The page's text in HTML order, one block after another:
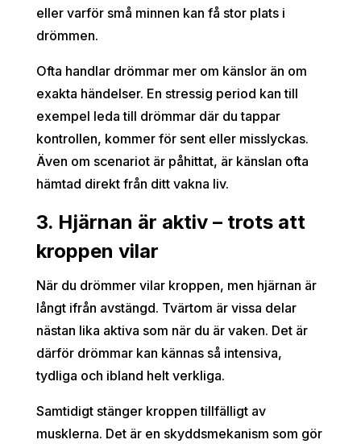
eller varför små minnen kan få stor plats i
drömmen.
Ofta handlar drömmar mer om känslor än om
exakta händelser. En stressig period kan till
exempel leda till drömmar där du tappar
kontrollen, kommer för sent eller misslyckas.
Även om scenariot är påhittat, är känslan ofta
hämtad direkt från ditt vakna liv.
3. Hjärnan är aktiv – trots att
kroppen vilar
När du drömmer vilar kroppen, men hjärnan är
långt ifrån avstängd. Tvärtom är vissa delar
nästan lika aktiva som när du är vaken. Det är
därför drömmar kan kännas så intensiva,
tydliga och ibland helt verkliga.
Samtidigt stänger kroppen tillfälligt av
musklerna. Det är en skyddsmekanism som gör